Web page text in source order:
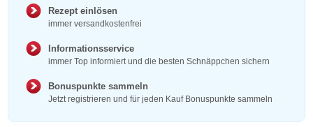
Rezept einlösen
immer versandkostenfrei
Informationsservice
immer Top informiert und die besten Schnäppchen sichern
Bonuspunkte sammeln
Jetzt registrieren und für jeden Kauf Bonuspunkte sammeln